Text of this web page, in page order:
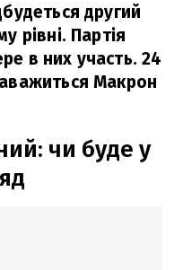
другий
рівні. Партія
в них участь. 24
Макрон
чи буде у